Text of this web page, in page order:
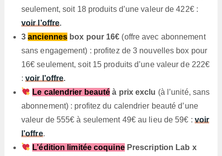
seulement, soit 18 produits d’une valeur de 422€ :
voir l’offre.
3anciennes box pour 16€ (offre avec abonnement
sans engagement) : profitez de 3 nouvelles box pour
16€ seulement, soit 15 produits d’une valeur de 222€
:voir l’offre.
Le calendrier beauté à prix exclu (à l’unité, sans
abonnement) : profitez du calendrier beauté d’une
valeur de 555€ à seulement 49€ au lieu de 59€ : voir
l’offre.
L’édition limitée coquinePrescription Lab x